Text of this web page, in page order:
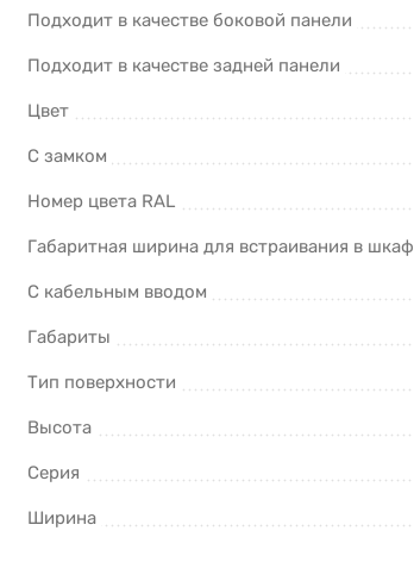
Подходит в качестве боковой панели
Подходит в качестве задней панели
Цвет
С замком
Номер цвета RAL
Габаритная ширина для встраивания в шкаф
С кабельным вводом
Габариты
Тип поверхности
Высота
Серия
Ширина